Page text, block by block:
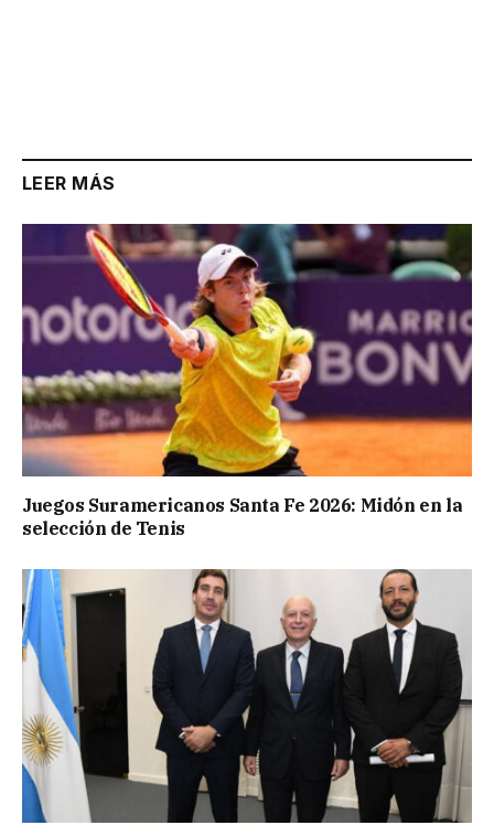
LEER MÁS
Juegos Suramericanos Santa Fe 2026: Midón en la
selección de Tenis